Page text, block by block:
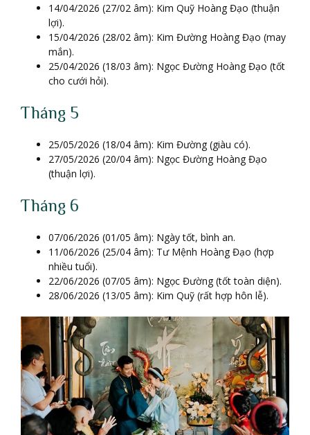
14/04/2026 (27/02 âm): Kim Quỹ Hoàng Đạo (thuận
lợi).
15/04/2026 (28/02 âm): Kim Đường Hoàng Đạo (may
mắn).
25/04/2026 (18/03 âm): Ngọc Đường Hoàng Đạo (tốt
cho cưới hỏi).
Tháng 5
25/05/2026 (18/04 âm): Kim Đường (giàu có).
27/05/2026 (20/04 âm): Ngọc Đường Hoàng Đạo
(thuận lợi).
Tháng 6
07/06/2026 (01/05 âm): Ngày tốt, bình an.
11/06/2026 (25/04 âm): Tư Mệnh Hoàng Đạo (hợp
nhiều tuổi).
22/06/2026 (07/05 âm): Ngọc Đường (tốt toàn diện).
28/06/2026 (13/05 âm): Kim Quỹ (rất hợp hôn lễ).